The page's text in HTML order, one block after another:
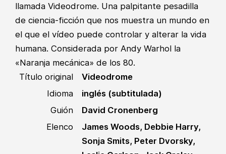
llamada Videodrome. Una palpitante pesadilla
de ciencia-ficción que nos muestra un mundo en
el que el vídeo puede controlar y alterar la vida
humana. Considerada por Andy Warhol la
«Naranja mecánica» de los 80.
Título original
Videodrome
Idioma
inglés (subtitulada)
Guión
David Cronenberg
Elenco
James Woods, Debbie Harry,
Sonja Smits, Peter Dvorsky,